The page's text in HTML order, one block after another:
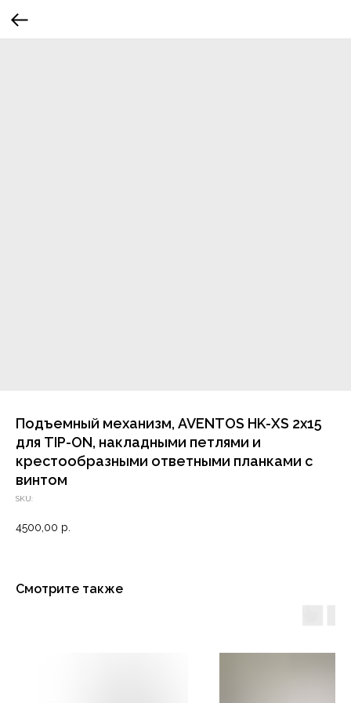
Подъемный механизм, AVENTOS HK-XS 2x15
для TIP-ON, накладными петлями и
крестообразными ответными планками с
винтом
SKU:
4500,00 р.
Смотрите также